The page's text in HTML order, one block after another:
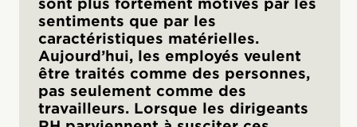
sont plus fortement motivés par les
sentiments que par les
caractéristiques matérielles.
Aujourd’hui, les employés veulent
être traités comme des personnes,
pas seulement comme des
travailleurs. Lorsque les dirigeants